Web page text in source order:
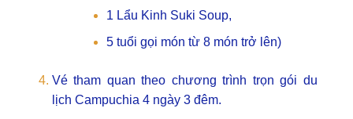
1 Lẩu Kinh Suki Soup,
5 tuổi gọi món từ 8 món trở lên)
Vé tham quan theo chương trình trọn gói du
lịch Campuchia 4 ngày 3 đêm.